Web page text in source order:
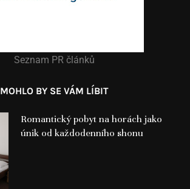
Seznam PR článků
MOHLO BY SE VÁM LÍBIT
Romantický pobyt na horách jako
únik od každodenního shonu